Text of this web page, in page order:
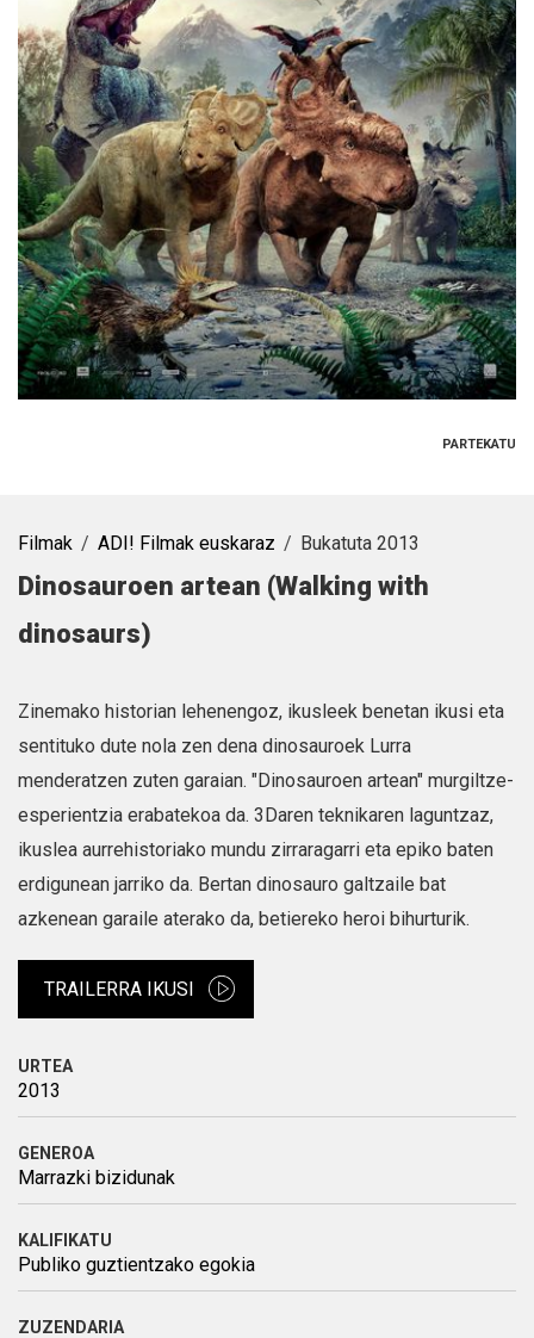
PARTEKATU
Filmak ADI! Filmak euskaraz Bukatuta 2013
Dinosauroen artean (Walking with
dinosaurs)
Zinemako historian lehenengoz, ikusleek benetan ikusi eta
sentituko dute nola zen dena dinosauroek Lurra
menderatzen zuten garaian. "Dinosauroen artean" murgiltze-
esperientzia erabatekoa da. 3Daren teknikaren laguntzaz,
ikuslea aurrehistoriako mundu zirraragarri eta epiko baten
erdigunean jarriko da. Bertan dinosauro galtzaile bat
azkenean garaile aterako da, betiereko heroi bihurturik.
TRAILERRA IKUSI
URTEA
2013
GENEROA
Marrazki bizidunak
KALIFIKATU
Publiko guztientzako egokia
ZUZENDARIA